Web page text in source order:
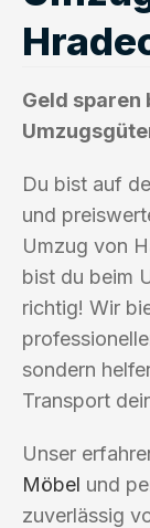
Geld sparen
Du bist auf
und
Umzug von
bist du beim
richtig! Wir
sondern
Transport
Unser
Möbel und
zuverlässig